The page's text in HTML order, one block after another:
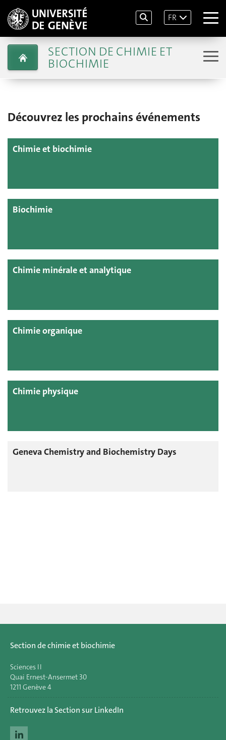
FR
SECTION DE CHIMIE ET
BIOCHIMIE
Découvrez les prochains événements
Chimie et biochimie
Biochimie
Chimie minérale et analytique
Chimie organique
Chimie physique
Geneva Chemistry and Biochemistry Days
Section de chimie et biochimie
Sciences II
Quai Ernest-Ansermet 30
1211 Genève 4
Retrouvez la Section sur LinkedIn